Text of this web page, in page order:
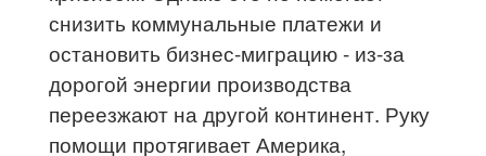
снизить коммунальные платежи и
остановить бизнес-миграцию - из-за
дорогой энергии производства
переезжают на другой континент. Руку
помощи протягивает Америка,